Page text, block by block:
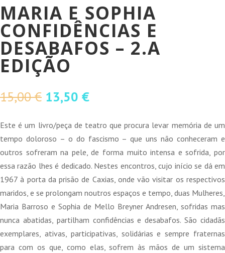
MARIA E SOPHIA
CONFIDÊNCIAS E
DESABAFOS – 2.A
EDIÇÃO
15,00€ O
original
era:
15,00 €.
13,50 €O
atual
é:
13,50 €.
Este é um livro/peça de teatro que procura levar memória de um
tempo doloroso – o do fascismo – que uns não conheceram e
outros sofreram na pele, de forma muito intensa e sofrida, por
essa razão lhes é dedicado. Nestes encontros, cujo início se dá em
1967 à porta da prisão de Caxias, onde vão visitar os respectivos
maridos, e se prolongam noutros espaços e tempo, duas Mulheres,
Maria Barroso e Sophia de Mello Breyner Andresen, sofridas mas
nunca abatidas, partilham confidências e desabafos. São cidadãs
exemplares, ativas, participativas, solidárias e sempre fraternas
para com os que, como elas, sofrem às mãos de um sistema